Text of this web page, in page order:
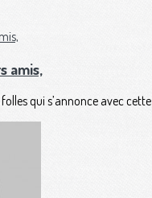
amis,
qui s’annonce avec